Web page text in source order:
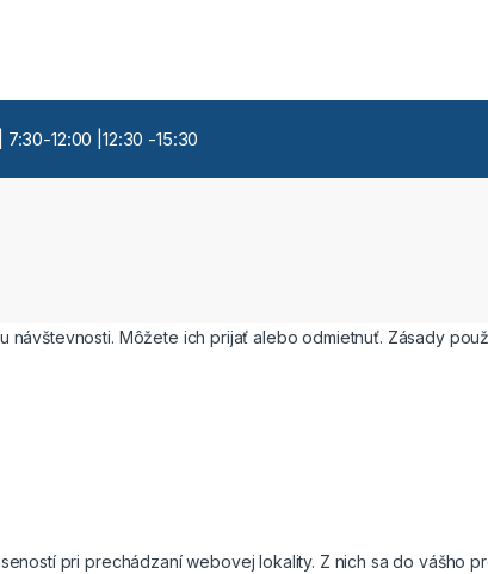
12:00 |12:30 -15:30
Môžete ich prijať alebo odmietnuť. Zásady
pri prechádzaní webovej lokality. Z nich sa do vášho